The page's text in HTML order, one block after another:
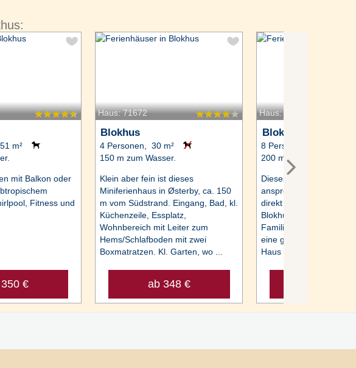
m²
mit Balkon oder
Fitness und
€
Haus: 71672
Blokhus
4 Personen, 30 m²
150 m zum Wasser.
Klein aber fein ist dieses
Miniferienhaus in Østerby, ca. 150
m vom Südstrand. Eingang, Bad, kl.
Küchenzeile, Essplatz,
Wohnbereich mit Leiter zum
Hems/Schlafboden mit zwei
Boxmatratzen. Kl. Garten, wo ...
ab 348 €
Haus: 38841
Blokhus
8 Personen, 121 m²
200 m zum Wasser.
Dieses moderne
ansprechender
direkt hinter der 1.
Blokhus Strand und
Familien, die Wert auf
eine gute Lage legen.
Haus ...